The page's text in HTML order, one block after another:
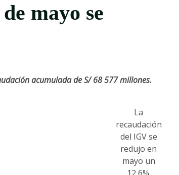
mayo se
acumulada de S/ 68 577 millones.
La
recaudación
del IGV se
redujo en
mayo un